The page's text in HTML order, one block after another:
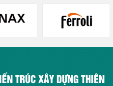
TRÚC XÂY DỰNG THIÊN